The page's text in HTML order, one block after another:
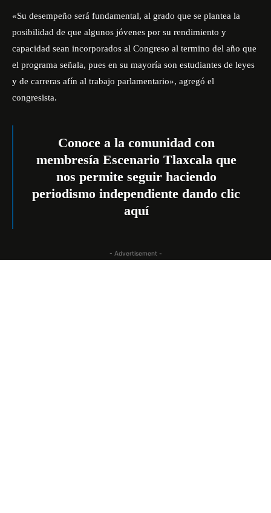
«Su desempeño será fundamental, al grado que se plantea la
posibilidad de que algunos jóvenes por su rendimiento y
capacidad sean incorporados al Congreso al termino del año que
el programa señala, pues en su mayoría son estudiantes de leyes
y de carreras afín al trabajo parlamentario», agregó el
congresista.
Conoce a la comunidad con
membresía Escenario Tlaxcala que
nos permite seguir haciendo
periodismo independiente dando clic
aquí
- Advertisement -